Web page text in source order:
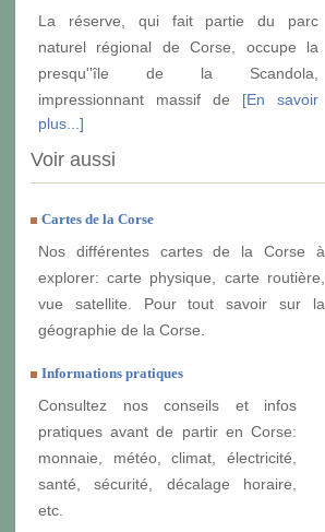
La réserve, qui fait partie du parc
naturel régional de Corse, occupe la
presqu''île de la Scandola,
impressionnant massif de [En savoir
plus...]
Voir aussi
Cartes de la Corse
Nos différentes cartes de la Corse à
explorer: carte physique, carte routière,
vue satellite. Pour tout savoir sur la
géographie de la Corse.
Informations pratiques
Consultez nos conseils et infos
pratiques avant de partir en Corse:
monnaie, météo, climat, électricité,
santé, sécurité, décalage horaire,
etc.